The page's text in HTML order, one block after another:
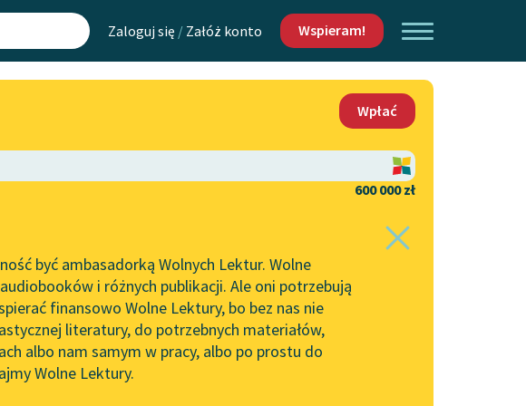
Zaloguj się / Załóż konto Wspieram!
Mapa Wolnych Lektur
Leśmianator
API
OAI-PMH
Widget Wolnych Lektur
Kontakt
O projekcie
Zasady wykorzystania
Wolnych Lektur
Logotypy
Materiały promocyjne
Wpłać
600 000 zł
być ambasadorką Wolnych Lektur. Wolne
i różnych publikacji. Ale oni potrzebują
finansowo Wolne Lektury, bo bez nas nie
literatury, do potrzebnych materiałów,
albo nam samym w pracy, albo po prostu do
Wolne Lektury.